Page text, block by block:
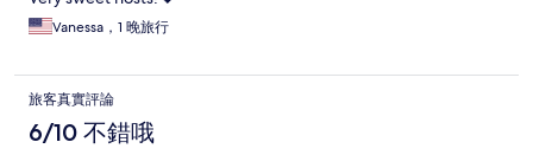
Vanessa，1 晚旅行
旅客真實評論
6/10 不錯哦